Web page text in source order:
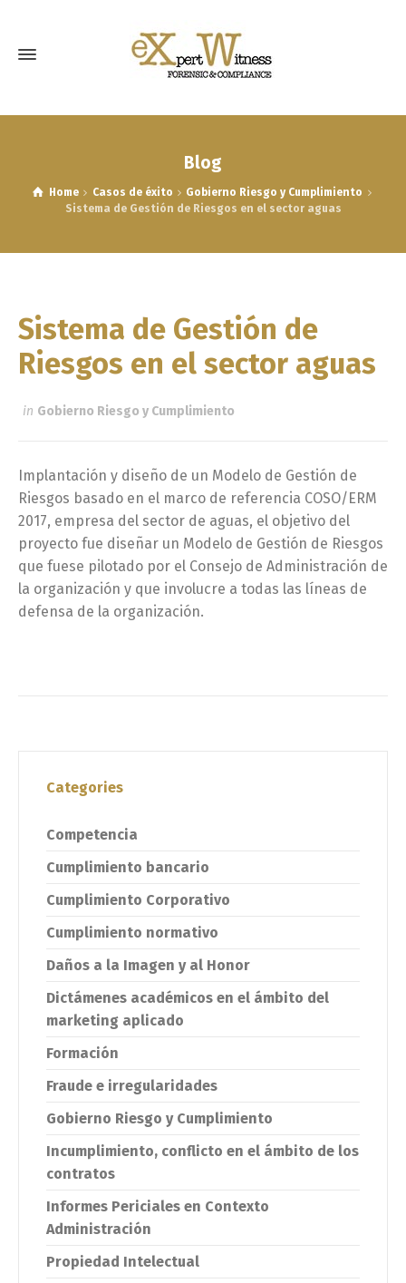
Blog
Home Casos de éxito
Gobierno Riesgo y Cumplimiento
Sistema de Gestión de Riesgos en el sector aguas
Sistema de Gestión de
Riesgos en el sector aguas
in Gobierno Riesgo y Cumplimiento
Implantación y diseño de un Modelo de Gestión de
Riesgos basado en el marco de referencia COSO/ERM
2017, empresa del sector de aguas, el objetivo del
proyecto fue diseñar un Modelo de Gestión de Riesgos
que fuese pilotado por el Consejo de Administración de
la organización y que involucre a todas las líneas de
defensa de la organización.
Categories
Competencia
Cumplimiento bancario
Cumplimiento Corporativo
Cumplimiento normativo
Daños a la Imagen y al Honor
Dictámenes académicos en el ámbito del
marketing aplicado
Formación
Fraude e irregularidades
Gobierno Riesgo y Cumplimiento
Incumplimiento, conflicto en el ámbito de los
contratos
Informes Periciales en Contexto
Administración
Propiedad Intelectual